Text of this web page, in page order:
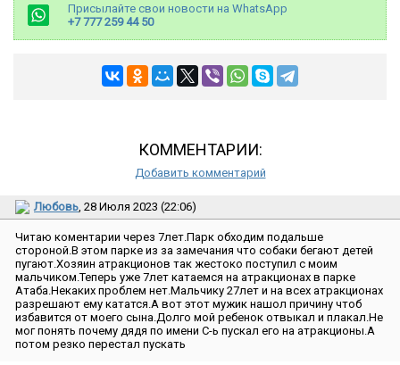
Присылайте свои новости на WhatsApp
+7 777 259 44 50
КОММЕНТАРИИ:
Добавить комментарий
Любовь , 28 Июля 2023 (22:06)
Читаю коментарии через 7лет.Парк обходим подальше
стороной.В этом парке из за замечания что собаки бегают детей
пугают.Хозяин атракционов так жестоко поступил с моим
мальчиком.Теперь уже 7лет катаемся на атракционах в парке
Атаба.Некаких проблем нет.Мальчику 27лет и на всех атракционах
разрешают ему кататся.А вот этот мужик нашол причину чтоб
избавится от моего сына.Долго мой ребенок отвыкал и плакал.Не
мог понять почему дядя по имени С-ь пускал его на атракционы.А
потом резко перестал пускать